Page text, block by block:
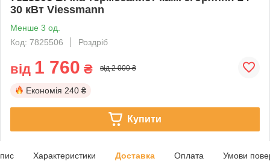
30 кВт Viessmann
Менше 3 од.
Код: 7825506
Роздріб
від 1 760 ₴ від 2 000 ₴
Економія 240 ₴
Купити
Характеристики Доставка Оплата Умови